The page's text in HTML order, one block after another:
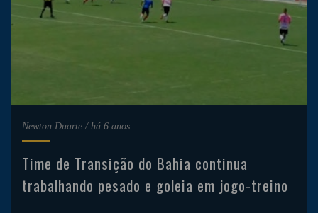
Newton Duarte / há 6 anos
Time de Transição do Bahia continua
trabalhando pesado e goleia em jogo-treino